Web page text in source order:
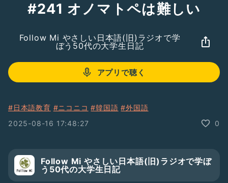
#241 オノマトペは難しい
Follow Mi やさしい日本語(旧)ラジオで学
ぼう50代の大学生日記
アプリで聴く
#日本語教育 #ニコニコ #韓国語 #外国語
2025-08-16 17:48:27
0
Follow Mi やさしい日本語(旧)ラジオで学ぼ
う50代の大学生日記